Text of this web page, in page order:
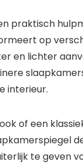
praktisch
op
en lichter
interieur.
of een
te geven